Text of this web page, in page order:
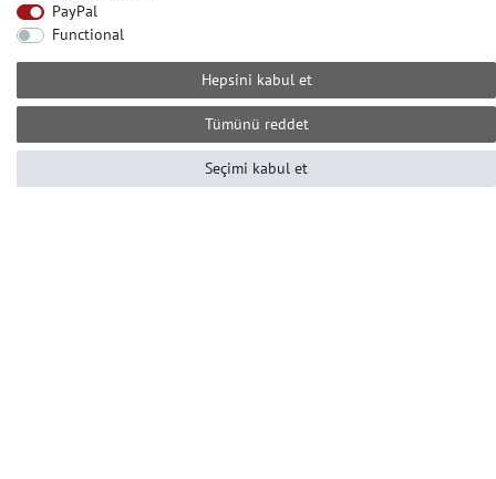
Yardıma mı ihtiyacınız var? Bizi arayın:
+49-2104-8331122
Çağrı merkezi çalışma saatleri:
Pzt-Cum 10 ile 16 arası (GMT +1)
Е-posta: info@profhome-shop.com
PayPal
Functional
Hepsini kabul et
Tümünü reddet
Seçimi kabul et